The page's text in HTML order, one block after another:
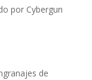
por Cybergun
de